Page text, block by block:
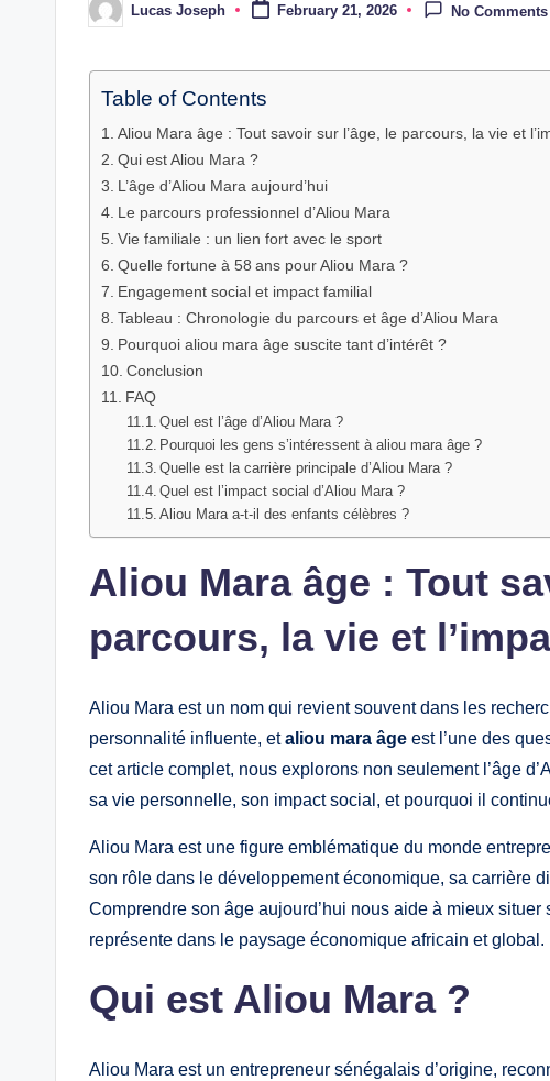
Posted
by
Lucas Joseph February 21, 2026 No Comments
Table of Contents
Aliou Mara âge : Tout savoir sur l’âge, le parcours, la vie et
Qui est Aliou Mara ?
L’âge d’Aliou Mara aujourd’hui
Le parcours professionnel d’Aliou Mara
Vie familiale : un lien fort avec le sport
Quelle fortune à 58 ans pour Aliou Mara ?
Engagement social et impact familial
Tableau : Chronologie du parcours et âge d’Aliou Mara
Pourquoi aliou mara âge suscite tant d’intérêt ?
Conclusion
FAQ
Quel est l’âge d’Aliou Mara ?
Pourquoi les gens s’intéressent à aliou mara âge ?
Quelle est la carrière principale d’Aliou Mara ?
Quel est l’impact social d’Aliou Mara ?
Aliou Mara a‑t‑il des enfants célèbres ?
Aliou Mara âge : Tout
parcours, la vie et
Aliou Mara est un nom qui revient souvent dans les
personnalité influente, etaliou mara âge est l’une des
cet article complet, nous explorons non seulement l’âge
sa vie personnelle, son impact social, et pourquoi il
Aliou Mara est une figure emblématique du monde
son rôle dans le développement économique, sa carrière
Comprendre son âge aujourd’hui nous aide à mieux situer
représente dans le paysage économique africain et global.
Qui est Aliou Mara ?
Aliou Mara est un entrepreneur sénégalais d’origine,